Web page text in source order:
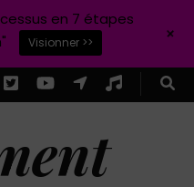
en 7 étapes
Visionner >> +